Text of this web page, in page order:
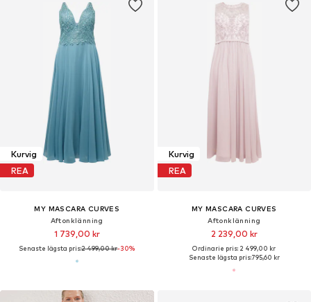
Kurvig
REA
MY MASCARA CURVES
Aftonklänning
1 739,00 kr
Senaste lägsta pris:2 499,00 kr-30%
Kurvig
REA
MY MASCARA CURVES
Aftonklänning
2 239,00 kr
Ordinarie pris: 2 499,00 kr
Senaste lägsta pris:795,60 kr